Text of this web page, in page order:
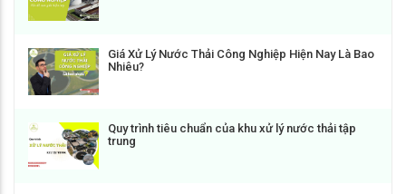
Giá Xử Lý Nước Thải Công Nghiệp Hiện Nay Là Bao
Nhiêu?
Quy trình tiêu chuẩn của khu xử lý nước thải tập
trung